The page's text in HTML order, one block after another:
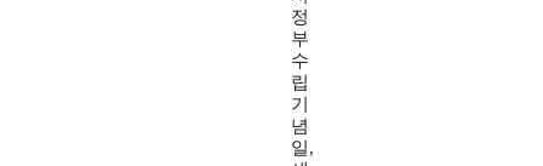
정
부
수
립
기
념
일,